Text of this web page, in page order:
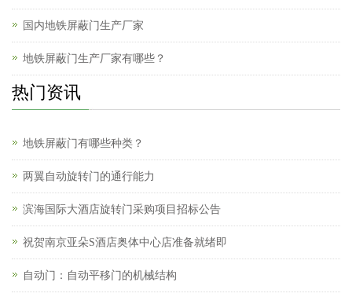
国内地铁屏蔽门生产厂家
地铁屏蔽门生产厂家有哪些？
热门资讯
地铁屏蔽门有哪些种类？
两翼自动旋转门的通行能力
滨海国际大酒店旋转门采购项目招标公告
祝贺南京亚朵S酒店奥体中心店准备就绪即
自动门：自动平移门的机械结构